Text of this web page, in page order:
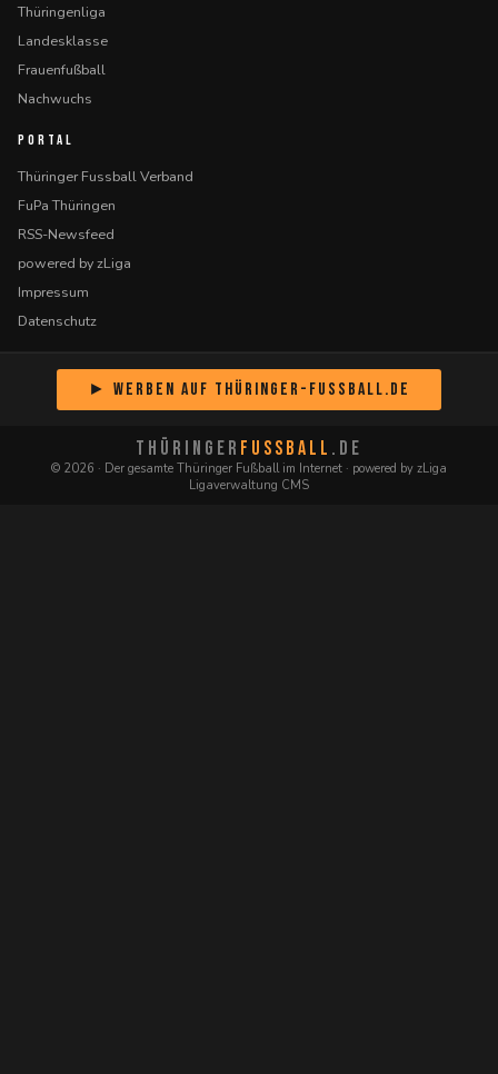
Thüringenliga
Landesklasse
Frauenfußball
Nachwuchs
PORTAL
Thüringer Fussball Verband
FuPa Thüringen
RSS-Newsfeed
powered by zLiga
Impressum
Datenschutz
► Werben auf Thüringer-Fussball.de
THÜRINGER FUSSBALL .DE
© 2026 · Der gesamte Thüringer Fußball im Internet · powered by zLiga
Ligaverwaltung CMS